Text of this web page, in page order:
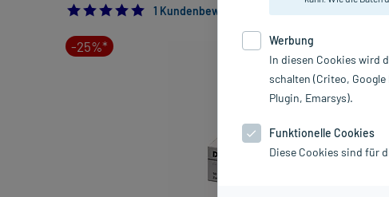
5.0
1 Kundenbewertung*
-25%*
Werbung
In diesen Cookies wird
schalten (Criteo,
Plugin, Emarsys).
Funktionelle Cookies
Diese Cookies sind für